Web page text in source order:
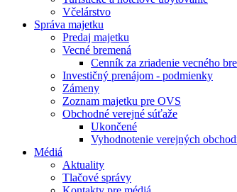
Včelárstvo
Správa majetku
Predaj majetku
Vecné bremená
Cenník za zriadenie vecného
Investičný prenájom - podmienky
Zámeny
Zoznam majetku pre OVS
Obchodné verejné súťaže
Ukončené
Vyhodnotenie verejných
Médiá
Aktuality
Tlačové správy